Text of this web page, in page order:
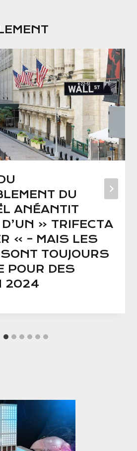
DU
ANÉANTIT
D’UN « TRIFECTA
» – MAIS LES
TOUJOURS
POUR DES
2024